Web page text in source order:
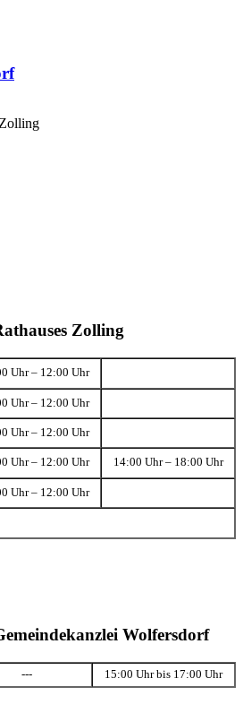
Zolling
Uhr – 12:00 Uhr
Uhr – 12:00 Uhr
Uhr – 12:00 Uhr
Uhr – 12:00 Uhr 14:00 Uhr – 18:00 Uhr
Uhr – 12:00 Uhr
Wolfersdorf
--- 15:00 Uhr bis 17:00 Uhr